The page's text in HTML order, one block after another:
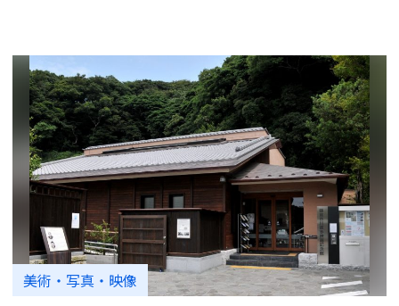
美術・写真・映像